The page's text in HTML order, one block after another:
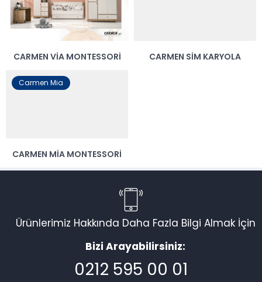
CARMEN VIA MONTESSORI CARMEN SIM KARYOLA
Carmen Mia
CARMEN MIA MONTESSORI
Ürünlerimiz Hakkında Daha Fazla Bilgi Almak İçin
Bizi Arayabilirsiniz:
0212 595 00 01